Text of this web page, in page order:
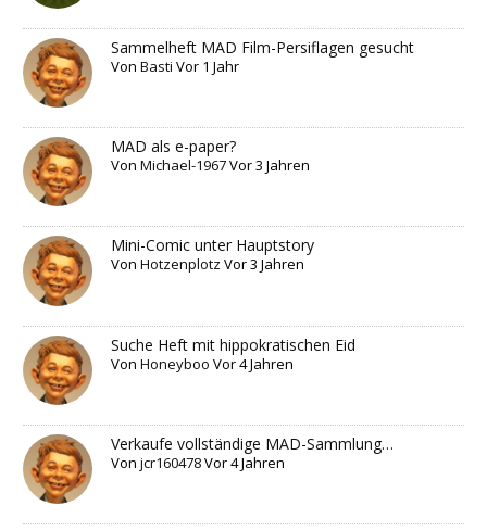
Sammelheft MAD Film-Persiflagen gesucht
VonBasti Vor 1 Jahr
MAD als e-paper?
VonMichael-1967Vor 3 Jahren
Mini-Comic unter Hauptstory
VonHotzenplotz Vor 3 Jahren
Suche Heft mit hippokratischen Eid
VonHoneyboo Vor 4 Jahren
Verkaufe vollständige MAD-Sammlung…
Vonjcr160478Vor 4 Jahren